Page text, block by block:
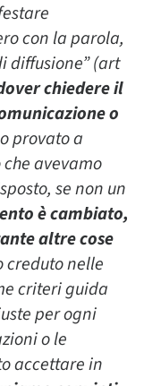
con la parola,
diffusione” (art
chiedere il
o
provato a
avevamo
se non un
è cambiato,
altre cose
creduto nelle
criteri guida
per ogni
o le
accettare in